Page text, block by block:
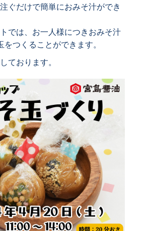
ぐだけで簡単におみそ汁ができ
では、お一人様につきおみそ汁
をつくることができます。
ております。